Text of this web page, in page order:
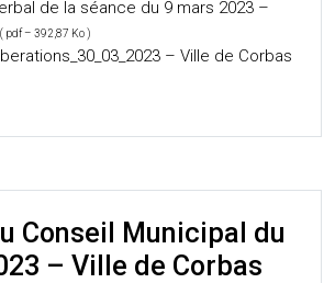
de la séance du 9 mars 2023 –
( pdf – 392,87 Ko )
– Ville de Corbas
Conseil Municipal du
– Ville de Corbas